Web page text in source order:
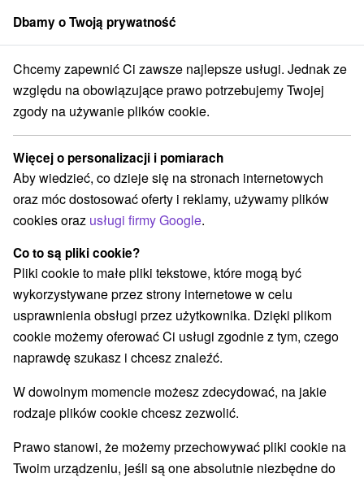
członek grupySorger
na Słowacji Stredné Slovensko Žilinský kraj Oravské Veselé
Zakwaterowanie na Słowacji
Oravské Veselé
Kategorie
Wszystkie kategorie
Chaty na prenájom
Drevenice(1) Penzióny
Wybierz lokalizację lub datę
WSZYSTKO NAJTAŃSZE NAJDROŻSZE NA
Dbamy o Twoją prywatność
Chcemy zapewnić Ci zawsze najlepsze usługi. Jednak ze
względu na obowiązujące prawo potrzebujemy Twojej
zgody na używanie plików cookie.
Więcej o personalizacji i pomiarach
Aby wiedzieć, co dzieje się na stronach internetowych
oraz móc dostosować oferty i reklamy, używamy plików
cookies oraz usługi firmy Google.
Co to są pliki cookie?
Pliki cookie to małe pliki tekstowe, które mogą być
wykorzystywane przez strony internetowe w celu
usprawnienia obsługi przez użytkownika. Dzięki plikom
cookie możemy oferować Ci usługi zgodnie z tym, czego
naprawdę szukasz i chcesz znaleźć.
W dowolnym momencie możesz zdecydować, na jakie
rodzaje plików cookie chcesz zezwolić.
Prawo stanowi, że możemy przechowywać pliki cookie na
Twoim urządzeniu, jeśli są one absolutnie niezbędne do